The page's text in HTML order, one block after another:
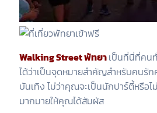
Walking Street พัทยาเป็นที่นี่ที่คน
ได้ว่าเป็นจุดหมายสำคัญสำหรับคนรัก
บันเทิง ไม่ว่าคุณจะเป็นนักปาร์ตี้หรือ
มากมายให้คุณได้สัมผัส